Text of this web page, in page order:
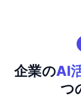
企業のAI
つ